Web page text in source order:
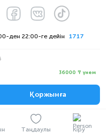
Таңдаулы Кіру
36000 ₸ үнем
Қоржынға
1717
ден 22:00-ге дейін